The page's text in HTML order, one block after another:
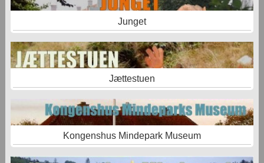
Junget
Jættestuen
Kongenshus Mindepark Museum